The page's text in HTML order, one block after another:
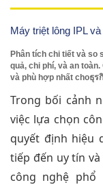
Máy triệt lông IPL
Phân tích chi tiết và so
quả, chi phí, và an
và phù hợp nhất choธุร
Trong bối cảnh
việc lựa chọn
quyết định hiệu
tiếp đến uy tín
công nghệ phổ